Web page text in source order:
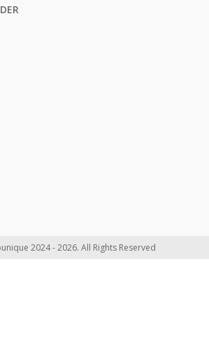
2024 - 2026. All Rights Reserved